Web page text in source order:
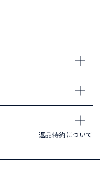
返品特約について